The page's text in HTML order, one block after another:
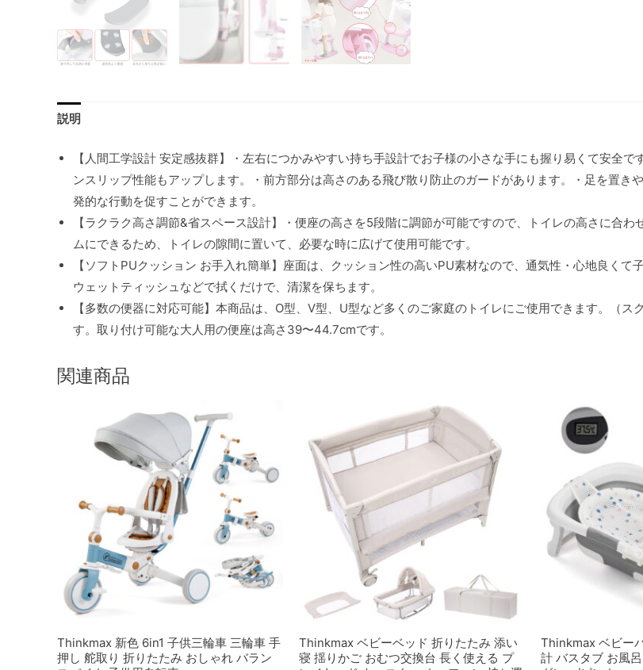
説明
【人間工学設計 安定感抜群】・左右につかみやすい持ち手設計でお子様の小さな手にも握り易くて安全
ンスリップ性能もアップします。・前方部分は高さのある飛び散り防止のガードがあります。・足を置き
発的な行動を促すことができます。
【ラクラク高さ調節&省スペース設計】・便座の高さを5段階に調節が可能ですので、トイレの高さに合
ムにできるため、トイレの隙間に置いて、必要な時に広げて使用可能です。
【ソフトPUクッション お手入れ簡単】座面は、クッション性の高いPU素材なので、通気性・心地良く
ウェットティッシュなどで拭くだけで、清潔を保ちます。
【多数の便器に対応可能】本商品は、O型、V型、U型など多くのご家庭のトイレにご使用できます。（
す。取り付け可能な大人用の便座は高さ39〜44.7cmです。
関連商品
Thinkmax 新色 6in1 子供三輪車 三輪車 手
押し 舵取り 折りたたみ おしゃれ バラン
Thinkmax ベビーベッド 折りたたみ 添い
寝 揺りかご おむつ交換台 長く使える プ
Thinkmax ベビー
計 バスタブ お風